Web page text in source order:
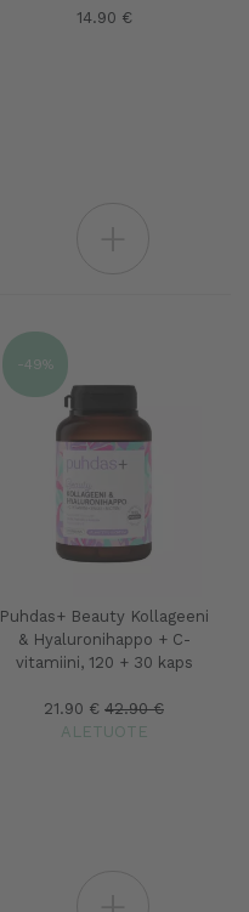
14.90 €
Puhdas+ Beauty Kollageeni
& Hyaluronihappo + C-
vitamiini, 120 + 30 kaps
21.90 € 42.90 €
ALETUOTE
-49%